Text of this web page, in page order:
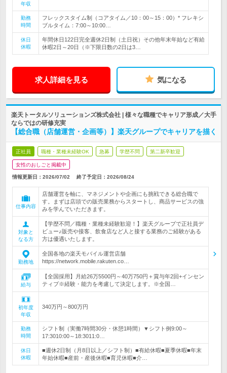
年収
勤務
時間
フレックスタイム制（コアタイム／10：00～15：00）* フレキシ
ブルタイム：7:00～10:00…
休日
休暇
年間休日122日完全週休2日制（土日祝）その他年末年始など有給
休暇2日～20日（※下限日数の2日は3…
求人詳細を見る 気になる
楽天トータルソリューションズ株式会社 | 様々な職種でキャリア形成／大手
ならではの研修充実
【総合職（店舗運営・企画等）】楽天グループでキャリアを描く
正社員 職種・業種未経験OK 急募 学歴不問 第二新卒歓迎
女性のおしごと掲載中
情報更新日：2026/07/02 終了予定日： 2026/08/24
仕事内容
店舗運営を軸に、マネジメントや企画にも挑戦できる総合職で
す。まずは店頭での販売業務からスタートし、商品サービスの強
みを学んでいただきます。
対象と
なる方
【学歴不問／職種・業種未経験歓迎！】楽天グループで正社員デ
ビュー♪販売や接客、飲食店など人と接する業務のご経験がある
方は優遇いたします。
勤務地
全国各地の楽天モバイル運営店舗
https://network.mobile.rakuten.co…
給与
【全国採用】月給26万5500円～40万750円＋賞与年2回+インセン
ティブ※経験・能力を考慮して決定します。※全国…
初年度
年収
340万円～800万円
勤務
時間
シフト制（実働7時間30分・休憩1時間）▼シフト例9:00～
17:3010:00～18:3011:0…
休日
休暇
■週休2日制（月8日以上／シフト制）■有給休暇■夏季休暇■年末
年始休暇■産前・産後休暇■育児休暇■介…